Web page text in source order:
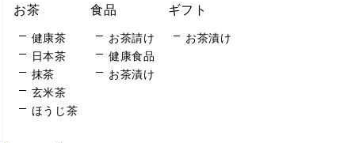
お茶
健康茶
日本茶
抹茶
玄米茶
ほうじ茶
食品
お茶請け
健康食品
お茶漬け
ギフト
お茶漬け